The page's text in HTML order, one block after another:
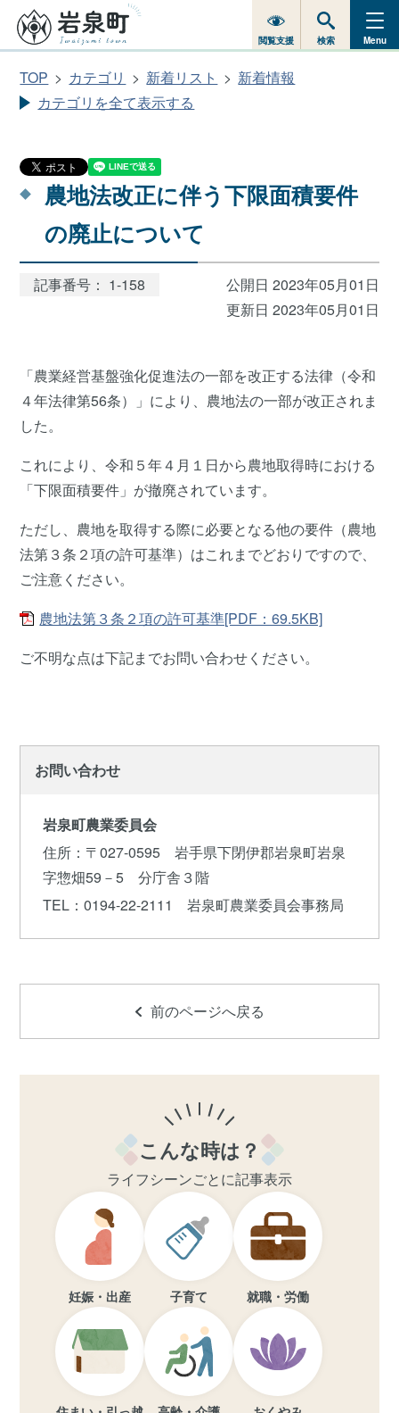
閲覧支援 検索 Menu
TOP カテゴリ 新着リスト
新着情報
カテゴリを全て表示する
農地法改正に伴う下限面積要件
の廃止について
記事番号： 1-158
公開日 2023年05月01日
更新日 2023年05月01日
「農業経営基盤強化促進法の一部を改正する法律（令和
４年法律第56条）」により、農地法の一部が改正されま
した。
これにより、令和５年４月１日から農地取得時における
「下限面積要件」が撤廃されています。
ただし、農地を取得する際に必要となる他の要件（農地
法第３条２項の許可基準）はこれまでどおりですので、
ご注意ください。
農地法第３条２項の許可基準[PDF：69.5KB]
ご不明な点は下記までお問い合わせください。
お問い合わせ
岩泉町農業委員会
住所 ：〒027-0595 岩手県下閉伊郡岩泉町岩泉
字惣畑59－5 分庁舎３階
TEL ：0194-22-2111 岩泉町農業委員会事務局
前のページへ戻る
こんな時は？
ライフシーンごとに記事表示
妊娠・出産 子育て 就職・労働